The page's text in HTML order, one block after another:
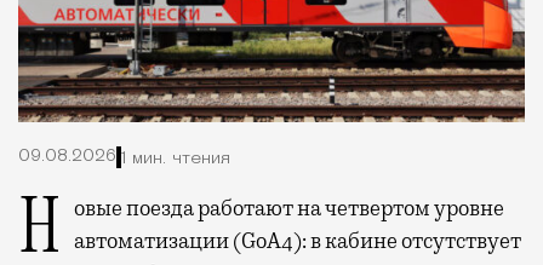
09.08.2026 1 мин. чтения
Новые поезда работают на четвертом уровне автоматизации (GoA4): в кабине отсутствует